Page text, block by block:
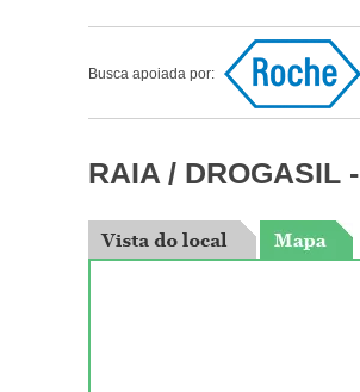
Busca apoiada por:
RAIA / DROGASIL -